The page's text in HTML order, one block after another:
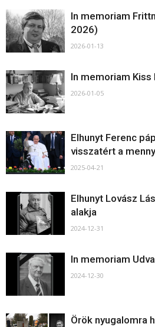
In memoriam
2026)
2026-01-13
In memoriam
2026-01-05
Elhunyt Ferenc
visszatért a
2025-04-21
Elhunyt Lovász
alakja
2024-12-31
In memoriam
2024-12-30
Örök nyugalomra